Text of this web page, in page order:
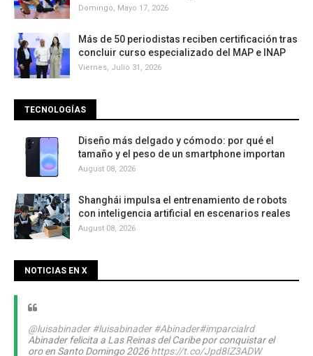
Domingo, Mayo 17, 2026
Más de 50 periodistas reciben certificación tras
concluir curso especializado del MAP e INAP
Viernes, Julio 31, 2026
TECNOLOGÍAS
Diseño más delgado y cómodo: por qué el
tamaño y el peso de un smartphone importan
August 08, 2026
Shanghái impulsa el entrenamiento de robots
con inteligencia artificial en escenarios reales
August 08, 2026
NOTICIAS EN X
@luisabinader #luisabinader #Abinader#imparcialrd
Abinader felicita a Las Reinas del Caribe por conquistar el
oro en Santo Domingo 2026 https://t.co/Jpd8IZ3ADW